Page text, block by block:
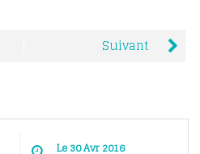
Suivant
Le 30 Avr 2016